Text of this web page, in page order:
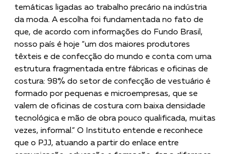
temáticas ligadas ao trabalho precário na indústria
da moda. A escolha foi fundamentada no fato de
que, de acordo com informações do Fundo Brasil,
nosso país é hoje “um dos maiores produtores
têxteis e de confecção do mundo e conta com uma
estrutura fragmentada entre fábricas e oficinas de
costura: 98% do setor de confecção de vestuário é
formado por pequenas e microempresas, que se
valem de oficinas de costura com baixa densidade
tecnológica e mão de obra pouco qualificada, muitas
vezes, informal.” O Instituto entende e reconhece
que o PJJ, atuando a partir do enlace entre